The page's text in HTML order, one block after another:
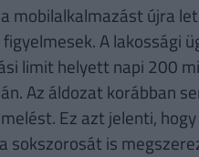
mobilalkalmazást újra
A lakossági
limit helyett napi 200
Az áldozat korábban
Ez azt jelenti,
sokszorosát is